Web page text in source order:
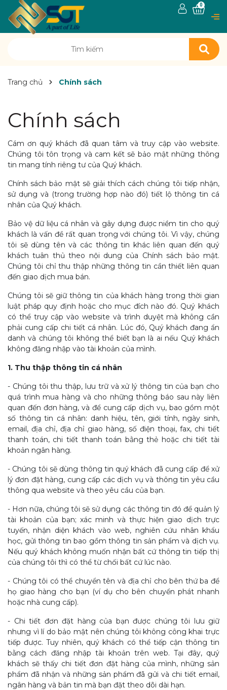
0
Trang chủ Chính sách
Chính sách
Cám ơn quý khách đã quan tâm và truy cập vào website.
Chúng tôi tôn trọng và cam kết sẽ bảo mật những thông
tin mang tính riêng tư của Quý khách.
Chính sách bảo mật sẽ giải thích cách chúng tôi tiếp nhận,
sử dụng và (trong trường hợp nào đó) tiết lộ thông tin cá
nhân của Quý khách.
Bảo vệ dữ liệu cá nhân và gây dựng được niềm tin cho quý
khách là vấn đề rất quan trọng với chúng tôi. Vì vậy, chúng
tôi sẽ dùng tên và các thông tin khác liên quan đến quý
khách tuân thủ theo nội dung của Chính sách bảo mật.
Chúng tôi chỉ thu thập những thông tin cần thiết liên quan
đến giao dịch mua bán.
Chúng tôi sẽ giữ thông tin của khách hàng trong thời gian
luật pháp quy định hoặc cho mục đích nào đó. Quý khách
có thể truy cập vào website và trình duyệt mà không cần
phải cung cấp chi tiết cá nhân. Lúc đó, Quý khách đang ẩn
danh và chúng tôi không thể biết bạn là ai nếu Quý khách
không đăng nhập vào tài khoản của mình.
1. Thu thập thông tin cá nhân
- Chúng tôi thu thập, lưu trữ và xử lý thông tin của bạn cho
quá trình mua hàng và cho những thông báo sau này liên
quan đến đơn hàng, và để cung cấp dịch vụ, bao gồm một
số thông tin cá nhân: danh hiệu, tên, giới tính, ngày sinh,
email, địa chỉ, địa chỉ giao hàng, số điện thoại, fax, chi tiết
thanh toán, chi tiết thanh toán bằng thẻ hoặc chi tiết tài
khoản ngân hàng.
- Chúng tôi sẽ dùng thông tin quý khách đã cung cấp để xử
lý đơn đặt hàng, cung cấp các dịch vụ và thông tin yêu cầu
thông qua website và theo yêu cầu của bạn.
- Hơn nữa, chúng tôi sẽ sử dụng các thông tin đó để quản lý
tài khoản của bạn; xác minh và thực hiện giao dịch trực
tuyến, nhận diện khách vào web, nghiên cứu nhân khẩu
học, gửi thông tin bao gồm thông tin sản phẩm và dịch vụ.
Nếu quý khách không muốn nhận bất cứ thông tin tiếp thị
của chúng tôi thì có thể từ chối bất cứ lúc nào.
- Chúng tôi có thể chuyển tên và địa chỉ cho bên thứ ba để
họ giao hàng cho bạn (ví dụ cho bên chuyển phát nhanh
hoặc nhà cung cấp).
- Chi tiết đơn đặt hàng của bạn được chúng tôi lưu giữ
nhưng vì lí do bảo mật nên chúng tôi không công khai trực
tiếp được. Tuy nhiên, quý khách có thể tiếp cận thông tin
bằng cách đăng nhập tài khoản trên web. Tại đây, quý
khách sẽ thấy chi tiết đơn đặt hàng của mình, những sản
phẩm đã nhận và những sản phẩm đã gửi và chi tiết email,
ngân hàng và bản tin mà bạn đặt theo dõi dài hạn.